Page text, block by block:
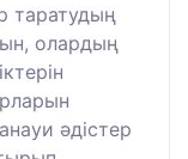
таратудың
олардың
әдістер